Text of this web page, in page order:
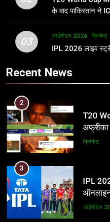
जानकारी
क्रिकेट
2
T20
3
IPL
आईपीएल
4
IPL
स्टेडियम
आईपीएल
के बाद पाकिस्तान ने
03 आईपीएल 2026 क्रिकेट
IPL 2026 लाइव
Recent News
समीकरण
T20 वर्ल्ड
1
अर्जुन
उम्र,
2
T20
अफ्रीका
और
क्रिकेट
3
IPL
आईपीएल